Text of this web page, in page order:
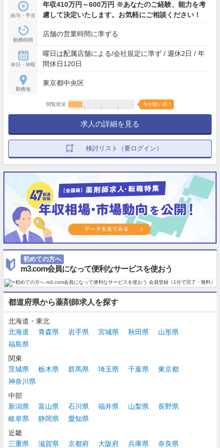
給与・手当
年収410万円～600万円 ※あなたのご経験、能力を考
慮して決定いたします。お気軽にご相談ください！
勤務時間
店舗の営業時間に準ずる
休日・休暇
曜日は配属店舗による/会社規定に準ず / 週休2日 / 年
間休日120日
勤務地
東京都中央区
閲覧状況 今が狙い目！
求人の詳細を見る
検討リスト（要ログイン）
初めての方へ
m3.com会員になって便利なサービスを使おう
都道府県から薬剤師求人を探す
北海道・東北
北海道
青森県 岩手県 宮城県 秋田県
山形県
福島県
関東
茨城県
栃木県 群馬県 埼玉県 千葉県
東京都
神奈川県
中部
新潟県
富山県 石川県 福井県 山梨県
長野県
岐阜県
静岡県
愛知県
近畿
三重県
滋賀県 京都府 大阪府 兵庫県
奈良県